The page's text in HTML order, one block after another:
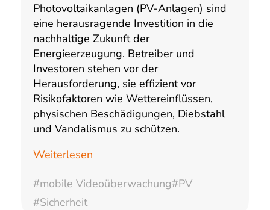
Photovoltaikanlagen (PV-Anlagen) sind
eine herausragende Investition in die
nachhaltige Zukunft der
Energieerzeugung. Betreiber und
Investoren stehen vor der
Herausforderung, sie effizient vor
Risikofaktoren wie Wettereinflüssen,
physischen Beschädigungen, Diebstahl
und Vandalismus zu schützen.
Weiterlesen
#mobile Videoüberwachung#PV
#Sicherheit